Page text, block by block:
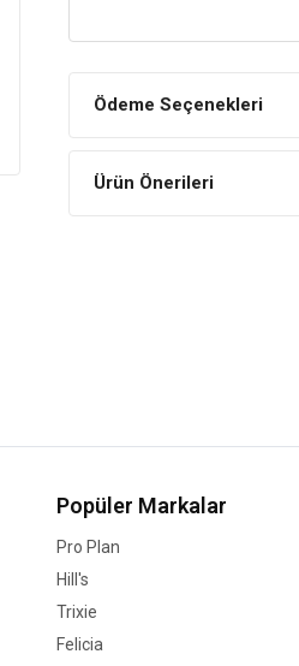
Ödeme Seçenekleri
Ürün Önerileri
Popüler Markalar
Pro Plan
Hill's
Trixie
Felicia